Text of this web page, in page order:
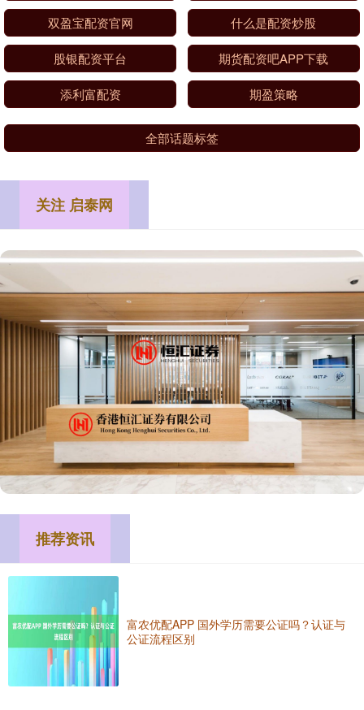
双盈宝配资官网 什么是配资炒股
股银配资平台 期货配资吧APP下载
添利富配资 期盈策略
全部话题标签
关注 启泰网
推荐资讯
富农优配APP 国外学历需要公证吗？认证与
公证流程区别